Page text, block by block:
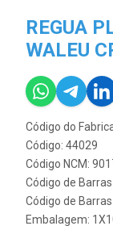
REGUA
WALEU
Código do
Código: 44029
Código NCM:
Código de
Código de
Embalagem: